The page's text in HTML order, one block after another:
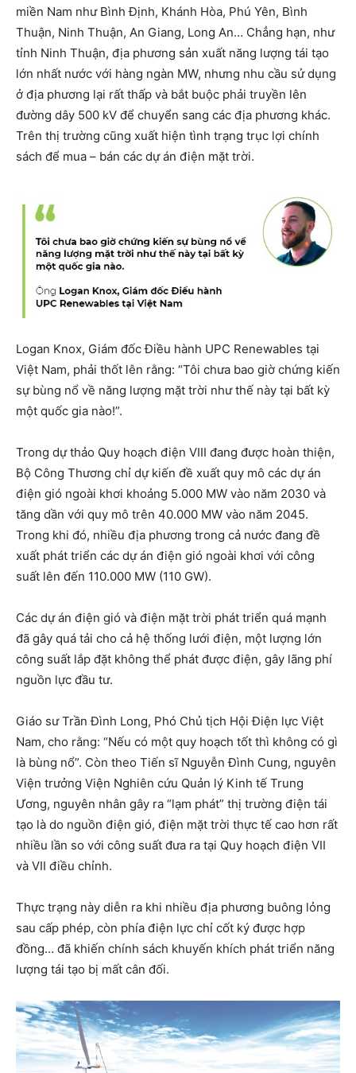
miền Nam như Bình Định, Khánh Hòa, Phú Yên, Bình
Thuận, Ninh Thuận, An Giang, Long An… Chẳng hạn, như
tỉnh Ninh Thuận, địa phương sản xuất năng lượng tái tạo
lớn nhất nước với hàng ngàn MW, nhưng nhu cầu sử dụng
ở địa phương lại rất thấp và bắt buộc phải truyền lên
đường dây 500 kV để chuyển sang các địa phương khác.
Trên thị trường cũng xuất hiện tình trạng trục lợi chính
sách để mua – bán các dự án điện mặt trời.
Logan Knox, Giám đốc Điều hành UPC Renewables tại
Việt Nam, phải thốt lên rằng: “Tôi chưa bao giờ chứng kiến
sự bùng nổ về năng lượng mặt trời như thế này tại bất kỳ
một quốc gia nào!”.
Trong dự thảo Quy hoạch điện VIII đang được hoàn thiện,
Bộ Công Thương chỉ dự kiến đề xuất quy mô các dự án
điện gió ngoài khơi khoảng 5.000 MW vào năm 2030 và
tăng dần với quy mô trên 40.000 MW vào năm 2045.
Trong khi đó, nhiều địa phương trong cả nước đang đề
xuất phát triển các dự án điện gió ngoài khơi với công
suất lên đến 110.000 MW (110 GW).
Các dự án điện gió và điện mặt trời phát triển quá mạnh
đã gây quá tải cho cả hệ thống lưới điện, một lượng lớn
công suất lắp đặt không thể phát được điện, gây lãng phí
nguồn lực đầu tư.
Giáo sư Trần Đình Long, Phó Chủ tịch Hội Điện lực Việt
Nam, cho rằng: “Nếu có một quy hoạch tốt thì không có gì
là bùng nổ”. Còn theo Tiến sĩ Nguyễn Đình Cung, nguyên
Viện trưởng Viện Nghiên cứu Quản lý Kinh tế Trung
Ương, nguyên nhân gây ra “lạm phát” thị trường điện tái
tạo là do nguồn điện gió, điện mặt trời thực tế cao hơn rất
nhiều lần so với công suất đưa ra tại Quy hoạch điện VII
và VII điều chỉnh.
Thực trạng này diễn ra khi nhiều địa phương buông lỏng
sau cấp phép, còn phía điện lực chỉ cốt ký được hợp
đồng… đã khiến chính sách khuyến khích phát triển năng
lượng tái tạo bị mất cân đối.